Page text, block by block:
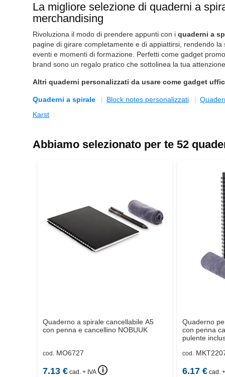
La migliore selezione di quaderni a
merchandising
Rivoluziona il modo di prendere appunti con i quaderni a
pagine di girare completamente e di appiattirsi, rendendo
eventi e momenti di formazione. Perfetti come gadget
brand sono un regalo pratico che sottolinea la tua
Altri quaderni personalizzati da usare come gadget
Quaderni a spirale Block notes personalizzati
Karst
Abbiamo selezionato per te 52
Quaderno a spirale cancellabile A5
con penna e cancellino NOBUUK
cod. MO6727
7.13 € cad. + IVA 🛈
Quaderno
con penna
pulente
cod.
6.17€ cad.